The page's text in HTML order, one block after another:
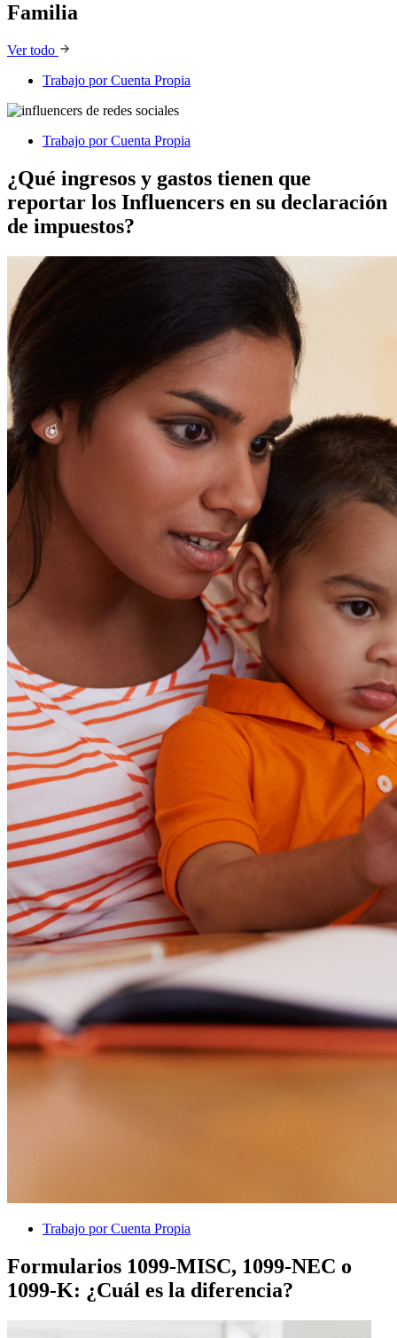
Familia
Ver todo
Trabajo por Cuenta Propia
Trabajo por Cuenta Propia
¿Qué ingresos y gastos tienen que
reportar los Influencers en su declaración
de impuestos?
Trabajo por Cuenta Propia
Formularios 1099-MISC, 1099-NEC o
1099-K: ¿Cuál es la diferencia?